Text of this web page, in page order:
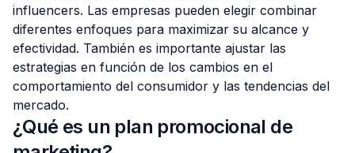
influencers. Las empresas pueden elegir combinar
diferentes enfoques para maximizar su alcance y
efectividad. También es importante ajustar las
estrategias en función de los cambios en el
comportamiento del consumidor y las tendencias del
mercado.
¿Qué es un plan promocional de